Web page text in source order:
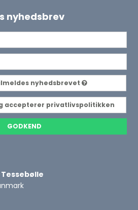
nyhedsbrev
nyhedsbrevet
accepterer privatlivspolitikken
GODKEND